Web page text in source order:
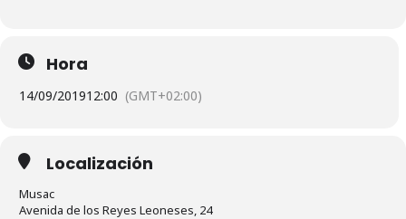
Hora
14/09/201912:00 (GMT+02:00)
Localización
Musac
Avenida de los Reyes Leoneses, 24